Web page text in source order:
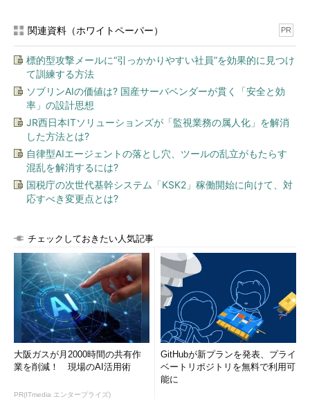
これはWindows 7でコントロールパネルを開いたところ（W
indows 8.1でも以下の操作手順は変わらない）。
（1）コントロールパネルの検索ボックスに「トラブル」
と入力する。
（2）このアイコンを見つける。
（3） ［トラブルシューティング］をクリックする。
Windows Updateのトラブルシューティングツールを実行
する（その2）
これはWindows標準の「トラブルシューティング」ツール
の画面。
（4）［Windows Update で問題を解決する］をクリック
すると、トラブルシューティングのためのウィザードが起動
する。
関連資料（ホワイトペーパー） PR
標的型攻撃メールに“引っかかりやすい社員”を効果的に見つけ
て訓練する方法
ソブリンAIの価値は? 国産サーバベンダーが貫く「安全と効
率」の設計思想
JR西日本ITソリューションズが「監視業務の属人化」を解消
した方法とは?
自律型AIエージェントの落とし穴、ツールの乱立がもたらす
混乱を解消するには?
国税庁の次世代基幹システム「KSK2」稼働開始に向けて、対
応すべき変更点とは?
チェックしておきたい人気記事
大阪ガスが月2000時間の共有作
業を削減！ 現場のAI活用術
PR(ITmedia エンタープライズ)
GitHubが新プランを発表、プライ
ベートリポジトリを無料で利用可
能に